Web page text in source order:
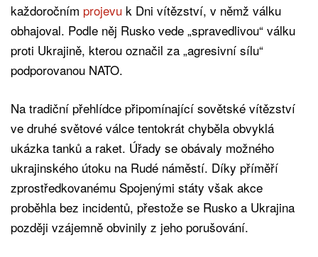
každoročním projevu k Dni vítězství, v němž válku
obhajoval. Podle něj Rusko vede „spravedlivou“ válku
proti Ukrajině, kterou označil za „agresivní sílu“
podporovanou NATO.
Na tradiční přehlídce připomínající sovětské vítězství
ve druhé světové válce tentokrát chyběla obvyklá
ukázka tanků a raket. Úřady se obávaly možného
ukrajinského útoku na Rudé náměstí. Díky příměří
zprostředkovanému Spojenými státy však akce
proběhla bez incidentů, přestože se Rusko a Ukrajina
později vzájemně obvinily z jeho porušování.